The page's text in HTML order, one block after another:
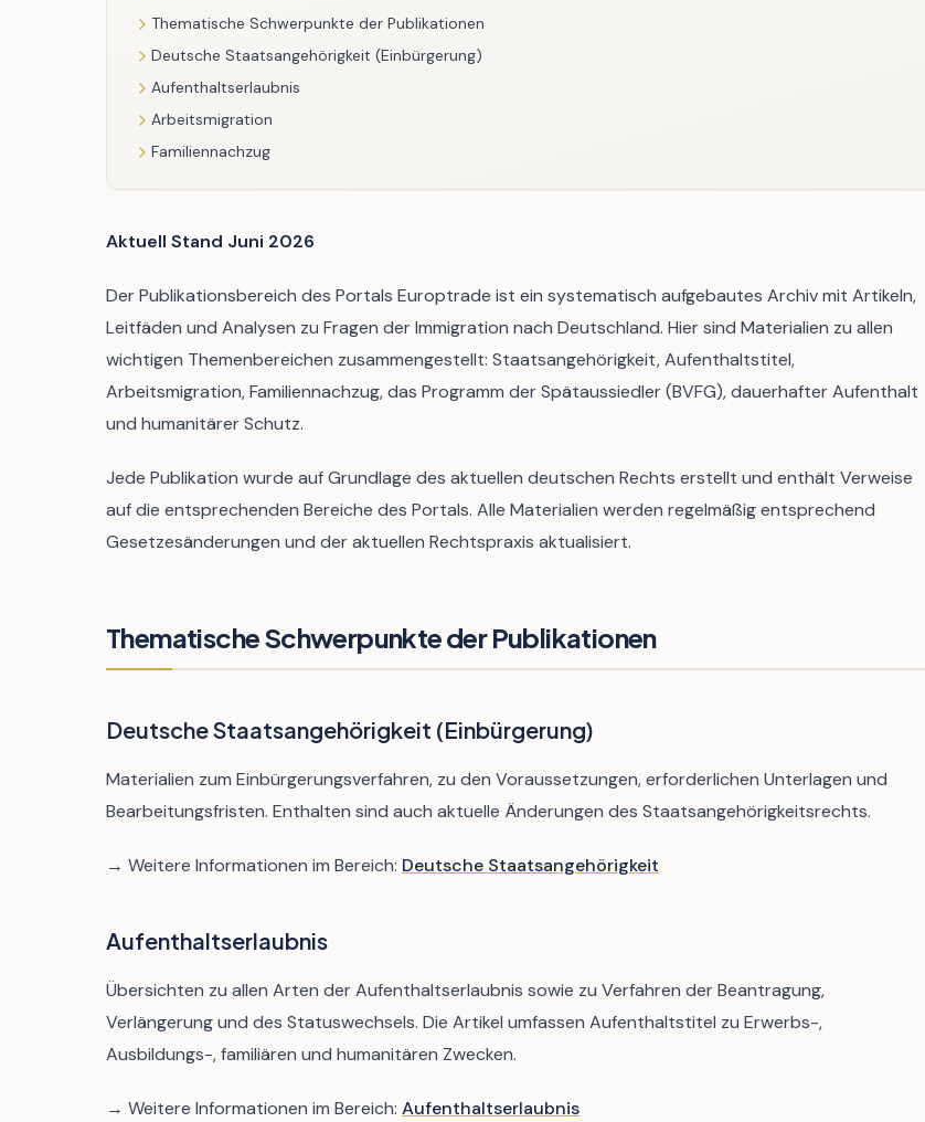
Thematische Schwerpunkte der Publikationen
Deutsche Staatsangehörigkeit (Einbürgerung)
Aufenthaltserlaubnis
Arbeitsmigration
Familiennachzug
Aktuell Stand Juni 2026
Der Publikationsbereich des Portals Europtrade ist ein systematisch aufgebautes Archiv mit Artikeln,
Leitfäden und Analysen zu Fragen der Immigration nach Deutschland. Hier sind Materialien zu allen
wichtigen Themenbereichen zusammengestellt: Staatsangehörigkeit, Aufenthaltstitel,
Arbeitsmigration, Familiennachzug, das Programm der Spätaussiedler (BVFG), dauerhafter Aufenthalt
und humanitärer Schutz.
Jede Publikation wurde auf Grundlage des aktuellen deutschen Rechts erstellt und enthält Verweise
auf die entsprechenden Bereiche des Portals. Alle Materialien werden regelmäßig entsprechend
Gesetzesänderungen und der aktuellen Rechtspraxis aktualisiert.
Thematische Schwerpunkte der Publikationen
Deutsche Staatsangehörigkeit (Einbürgerung)
Materialien zum Einbürgerungsverfahren, zu den Voraussetzungen, erforderlichen Unterlagen und
Bearbeitungsfristen. Enthalten sind auch aktuelle Änderungen des Staatsangehörigkeitsrechts.
→ Weitere Informationen im Bereich: Deutsche Staatsangehörigkeit
Aufenthaltserlaubnis
Übersichten zu allen Arten der Aufenthaltserlaubnis sowie zu Verfahren der Beantragung,
Verlängerung und des Statuswechsels. Die Artikel umfassen Aufenthaltstitel zu Erwerbs-,
Ausbildungs-, familiären und humanitären Zwecken.
→ Weitere Informationen im Bereich: Aufenthaltserlaubnis